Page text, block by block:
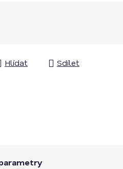
Hlídat Sdílet